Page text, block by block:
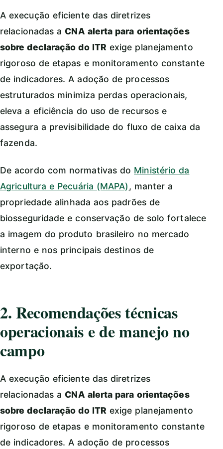
A execução eficiente das diretrizes
relacionadas aCNA alerta para orientações
sobre declaração do ITR exige planejamento
rigoroso de etapas e monitoramento constante
de indicadores. A adoção de processos
estruturados minimiza perdas operacionais,
eleva a eficiência do uso de recursos e
assegura a previsibilidade do fluxo de caixa da
fazenda.
De acordo com normativas do Ministério da
Agricultura e Pecuária (MAPA), manter a
propriedade alinhada aos padrões de
biosseguridade e conservação de solo fortalece
a imagem do produto brasileiro no mercado
interno e nos principais destinos de
exportação.
2. Recomendações técnicas
operacionais e de manejo no
campo
A execução eficiente das diretrizes
relacionadas aCNA alerta para orientações
sobre declaração do ITR exige planejamento
rigoroso de etapas e monitoramento constante
de indicadores. A adoção de processos